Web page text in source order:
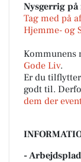
Nysgerrig på
Tag med på
Hjemme- og
Kommunens
Gode Liv.
Er du
godt til.
dem der
-